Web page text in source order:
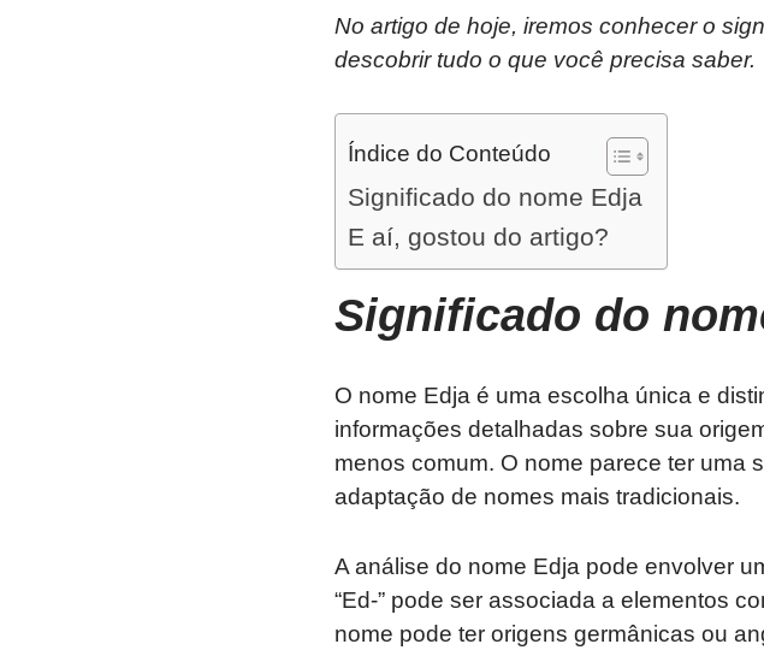
No artigo de hoje, iremos conhecer o
descobrir tudo o que você precisa saber.
Índice do Conteúdo
Significado do nome Edja
E aí, gostou do artigo?
Significado do
O nome Edja é uma escolha única e
informações detalhadas sobre sua
menos comum. O nome parece ter uma
adaptação de nomes mais tradicionais.
A análise do nome Edja pode envolver
“Ed-” pode ser associada a elementos
nome pode ter origens germânicas ou